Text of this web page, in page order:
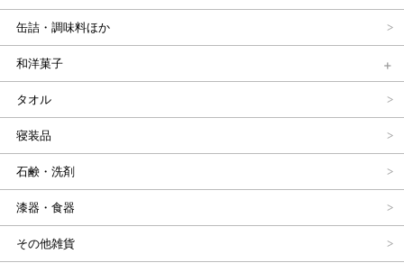
缶詰・調味料ほか
和洋菓子
タオル
寝装品
石鹸・洗剤
漆器・食器
その他雑貨